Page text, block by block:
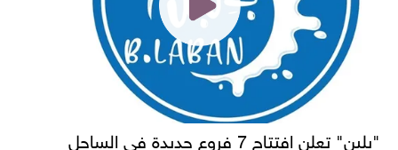
"بلبن" تعلن افتتاح 7 فروع جديدة في الساحل